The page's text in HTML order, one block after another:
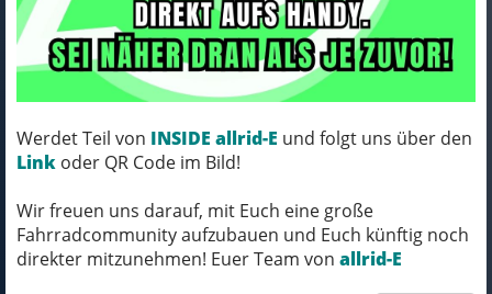
Werdet Teil von INSIDE allrid-E und folgt uns über den
Link oder QR Code im Bild!
Wir freuen uns darauf, mit Euch eine große
Fahrradcommunity aufzubauen und Euch künftig noch
direkter mitzunehmen! Euer Team von allrid-E
Farbe: MY25 LXFTA XELIUS DRS 10.0
Rahmengröße: XXL
MICH KANNST DU BESTELLEN - MIT
ABHOLUNG IN NORTORF!
pro Stück (inkl. MwSt.)
10.000,00 EUR